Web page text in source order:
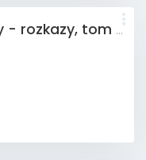
Pisma - mowy - rozkazy, tom VI